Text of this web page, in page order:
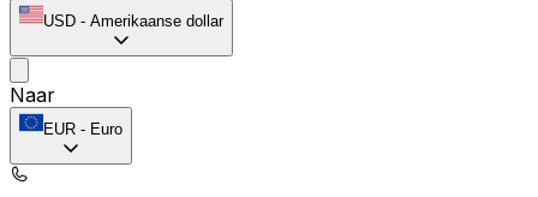
USD - Amerikaanse dollar
Naar
EUR - Euro